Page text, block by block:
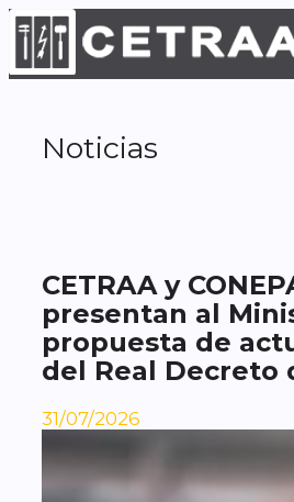
Saltar
al
contenido
Noticias
CETRAA y
presentan al
propuesta de
del Real Decreto
31/07/2026